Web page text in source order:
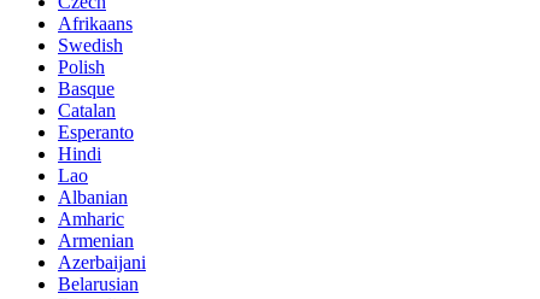
Afrikaans
Swedish
Polish
Basque
Catalan
Esperanto
Hindi
Lao
Albanian
Amharic
Armenian
Azerbaijani
Belarusian